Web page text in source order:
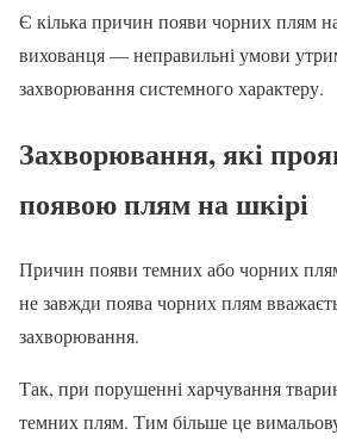
Є кілька причин появи чорних плям
вихованця — неправильні умови
захворювання системного характеру.
Захворювання, які
появою плям на шкірі
Причин появи темних або чорних плям
не завжди поява чорних плям
захворювання.
Так, при порушенні харчування
темних плям. Тим більше це